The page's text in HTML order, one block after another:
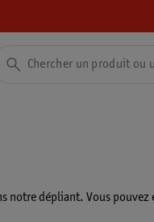
notre dépliant. Vous